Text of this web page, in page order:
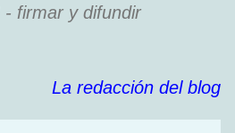
- firmar y difundir
La redacción del blog